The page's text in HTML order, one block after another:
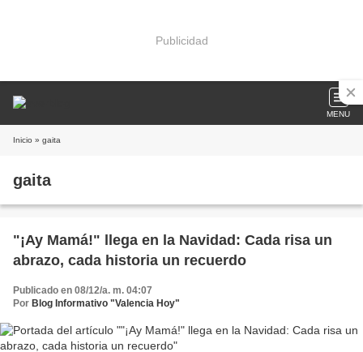
Publicidad
MENU
Inicio » gaita
gaita
"¡Ay Mamá!" llega en la Navidad: Cada risa un
abrazo, cada historia un recuerdo
Publicado en 08/12/a. m. 04:07
Por Blog Informativo "Valencia Hoy"